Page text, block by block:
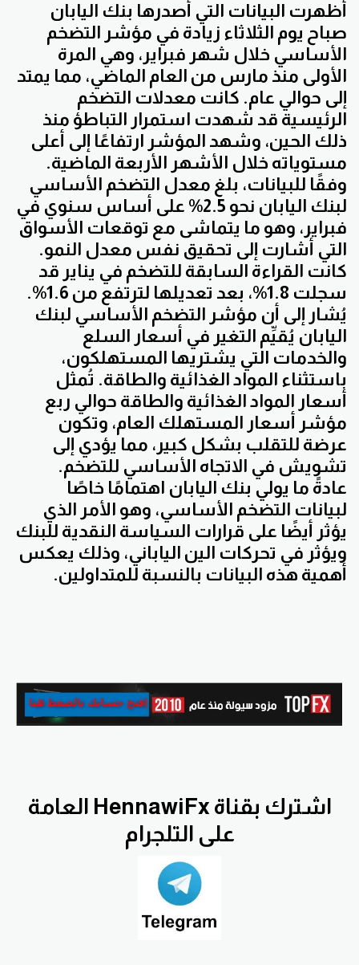
أظهرت البيانات التي أصدرها بنك اليابان
صباح يوم الثلاثاء زيادة في مؤشر التضخم
الأساسي خلال شهر فبراير، وهي المرة
الأولى منذ مارس من العام الماضي، مما يمتد
إلى حوالي عام. كانت معدلات التضخم
الرئيسية قد شهدت استمرار التباطؤ منذ
ذلك الحين، وشهد المؤشر ارتفاعًا إلى أعلى
مستوياته خلال الأشهر الأربعة الماضية.
وفقًا للبيانات، بلغ معدل التضخم الأساسي
لبنك اليابان نحو 2.5% على أساس سنوي في
فبراير، وهو ما يتماشى مع توقعات الأسواق
التي أشارت إلى تحقيق نفس معدل النمو.
كانت القراءة السابقة للتضخم في يناير قد
سجلت 1.8%، بعد تعديلها لترتفع من 1.6%.
يُشار إلى أن مؤشر التضخم الأساسي لبنك
اليابان يُقيِّم التغير في أسعار السلع
والخدمات التي يشتريها المستهلكون،
باستثناء المواد الغذائية والطاقة. تُمثل
أسعار المواد الغذائية والطاقة حوالي ربع
مؤشر أسعار المستهلك العام، وتكون
عرضة للتقلب بشكل كبير، مما يؤدي إلى
تشويش في الاتجاه الأساسي للتضخم.
عادةً ما يولي بنك اليابان اهتمامًا خاصًا
لبيانات التضخم الأساسي، وهو الأمر الذي
يؤثر أيضًا على قرارات السياسة النقدية للبنك
ويؤثر في تحركات الين الياباني، وذلك يعكس
أهمية هذه البيانات بالنسبة للمتداولين.
اشترك بقناة HennawiFx العامة
على التلجرام